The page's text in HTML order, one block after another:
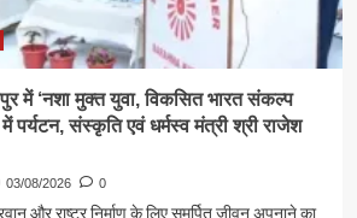
में ‘नशा मुक्त युवा, विकसित भारत संकल्प
पर्यटन, संस्कृति एवं धर्मस्व मंत्री श्री राजेश
03/08/2026 0
और राष्ट्र निर्माण के लिए समर्पित जीवन अपनाने का